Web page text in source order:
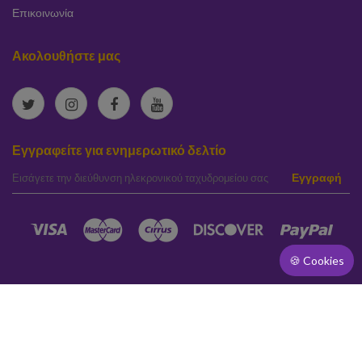
Επικοινωνία
Ακολουθήστε μας
Εγγραφείτε για ενημερωτικό δελτίο
elta Εγγραφή
🍪 Cookies